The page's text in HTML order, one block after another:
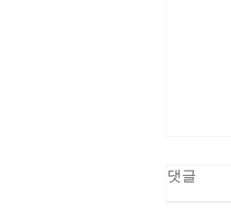
댓글